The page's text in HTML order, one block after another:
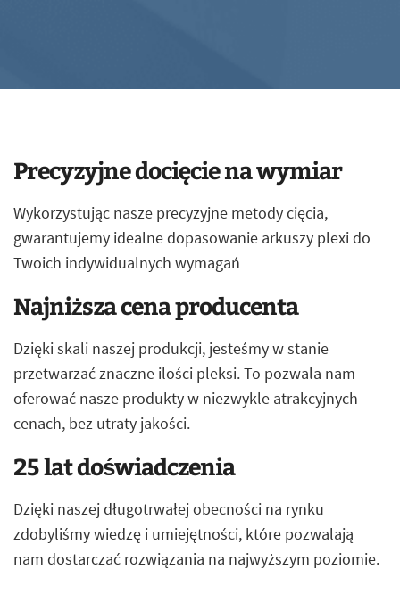
Precyzyjne docięcie na wymiar
Wykorzystując nasze precyzyjne metody cięcia,
gwarantujemy idealne dopasowanie arkuszy plexi do
Twoich indywidualnych wymagań
Najniższa cena producenta
Dzięki skali naszej produkcji, jesteśmy w stanie
przetwarzać znaczne ilości pleksi. To pozwala nam
oferować nasze produkty w niezwykle atrakcyjnych
cenach, bez utraty jakości.
25 lat doświadczenia
Dzięki naszej długotrwałej obecności na rynku
zdobyliśmy wiedzę i umiejętności, które pozwalają
nam dostarczać rozwiązania na najwyższym poziomie.